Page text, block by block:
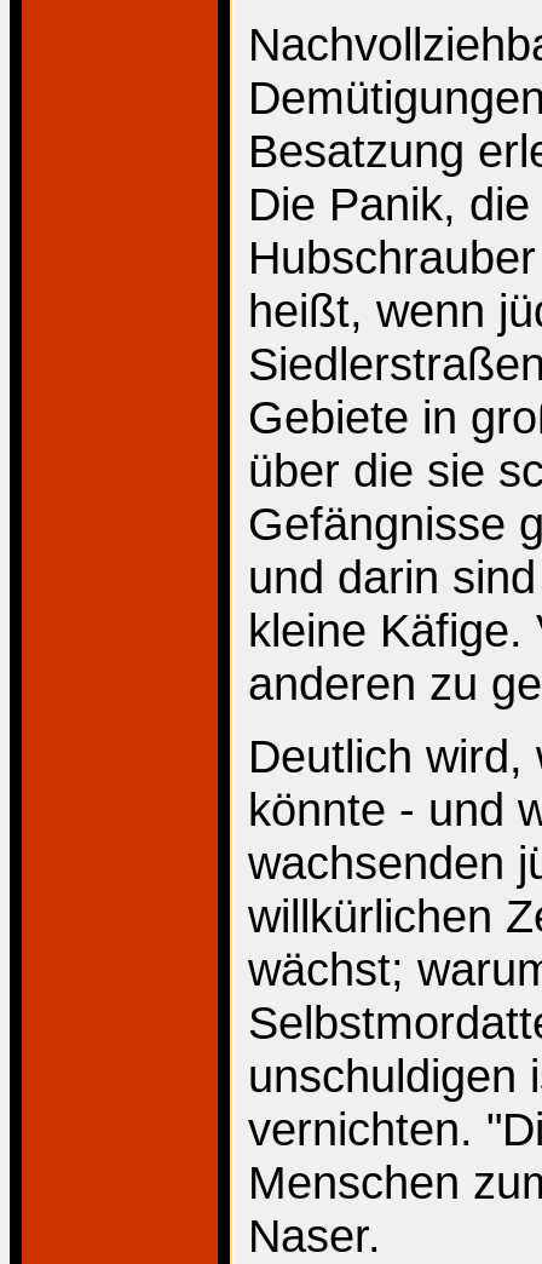
Besatzung
Die Panik,
heißt, wenn
Gebiete in
über die sie
Gefängnisse
und darin
kleine Käfige.
anderen zu
Deutlich wird,
könnte - und
wachsenden
willkürlichen
wächst;
unschuldigen
vernichten.
Menschen
Naser.